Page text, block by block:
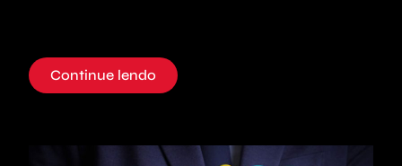
Continue lendo